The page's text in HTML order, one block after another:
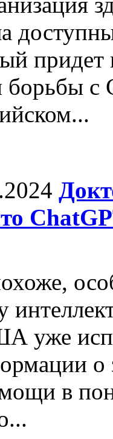
придет
борьбы
уже
о
в